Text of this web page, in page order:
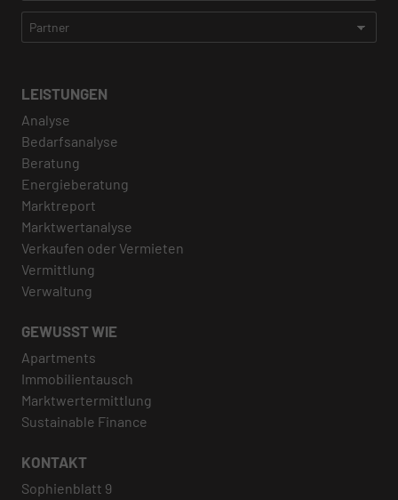
LEISTUNGEN
Analyse
Bedarfsanalyse
Beratung
Energieberatung
Marktreport
Marktwertanalyse
Verkaufen oder Vermieten
Vermittlung
Verwaltung
GEWUSST WIE
Apartments
Immobilientausch
Marktwertermittlung
Sustainable Finance
KONTAKT
Sophienblatt 9